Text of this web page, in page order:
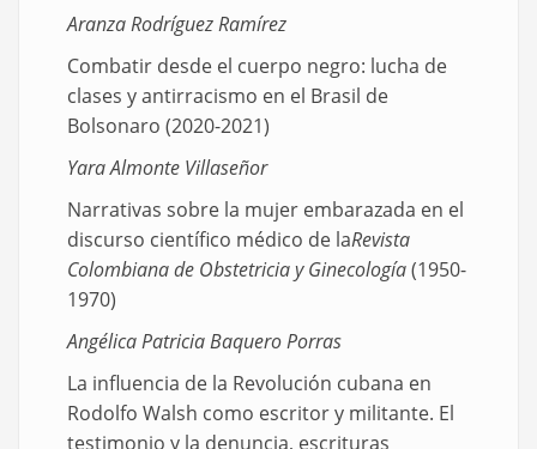
Aranza Rodríguez Ramírez
Combatir desde el cuerpo negro: lucha de
clases y antirracismo en el Brasil de
Bolsonaro (2020-2021)
Yara Almonte Villaseñor
Narrativas sobre la mujer embarazada en el
discurso científico médico de laRevista
Colombiana de Obstetricia y Ginecología(1950-
1970)
Angélica Patricia Baquero Porras
La influencia de la Revolución cubana en
Rodolfo Walsh como escritor y militante. El
testimonio y la denuncia, escrituras